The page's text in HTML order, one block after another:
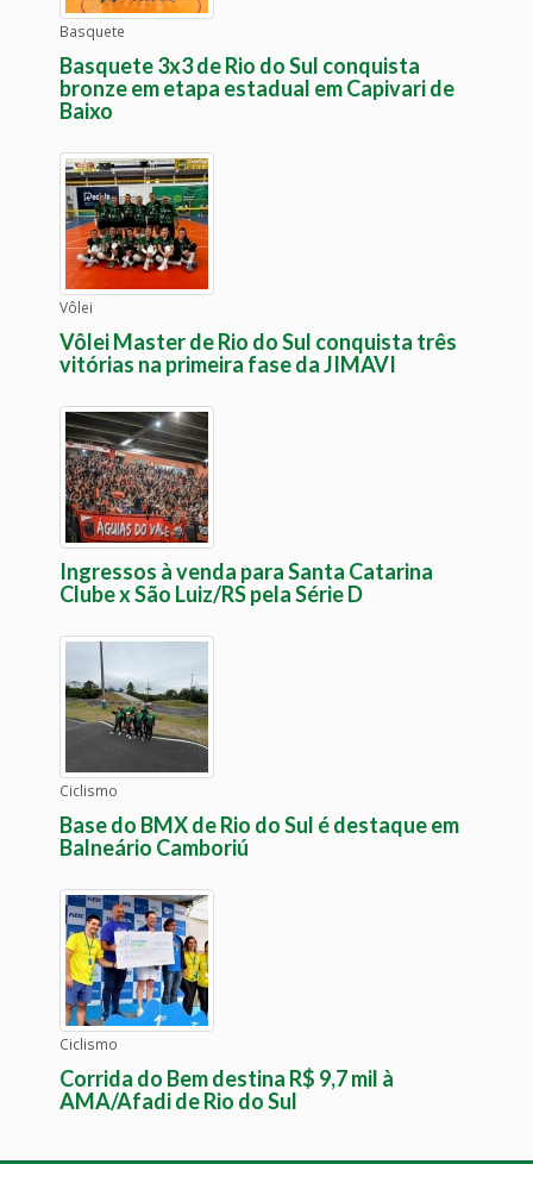
Basquete
Basquete 3x3 de Rio do Sul conquista
bronze em etapa estadual em Capivari de
Baixo
Vôlei
Vôlei Master de Rio do Sul conquista três
vitórias na primeira fase da JIMAVI
Ingressos à venda para Santa Catarina
Clube x São Luiz/RS pela Série D
Ciclismo
Base do BMX de Rio do Sul é destaque em
Balneário Camboriú
Ciclismo
Corrida do Bem destina R$ 9,7 mil à
AMA/Afadi de Rio do Sul